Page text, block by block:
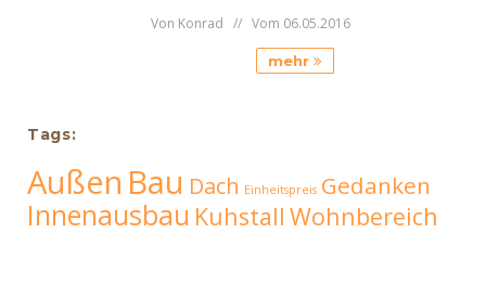
Von Konrad // Vom 06.05.2016
mehr
Tags:
Außen Bau Dach Einheitspreis Gedanken
Innenausbau Kuhstall Wohnbereich